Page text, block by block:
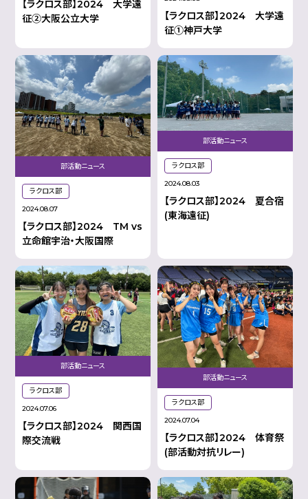
【ラクロス部】2024 大学遠
征➁大阪公立大学
【ラクロス部】2024 大学遠
征①神戸大学
2024.08.07
部活動ニュース
ラクロス部
【ラクロス部】2024 TM vs
立命館宇治・大阪国際
2024.08.03
部活動ニュース
ラクロス部
【ラクロス部】2024 夏合宿
(東海遠征)
2024.07.06
部活動ニュース
ラクロス部
【ラクロス部】2024 関西国
際交流戦
2024.07.04
部活動ニュース
ラクロス部
【ラクロス部】2024 体育祭
(部活動対抗リレー)